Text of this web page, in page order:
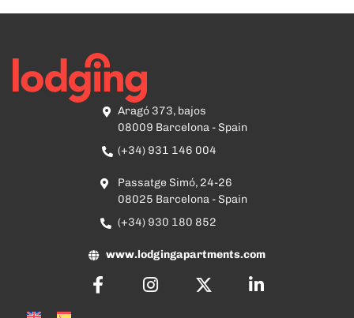
Aragó 373, bajos
08009 Barcelona - Spain
(+34) 931 146 004
Passatge Simó, 24-26
08025 Barcelona - Spain
(+34) 930 180 852
www.lodgingapartments.com